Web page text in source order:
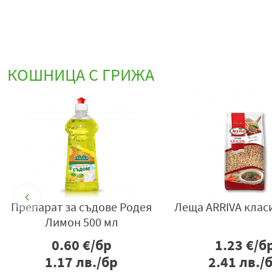
КОШНИЦА С ГРИЖА
Сапун Тео Milk Rich Delicate
Care 90гр
0.59€/бр
1.15лв./бр
Кайма смес 400гр
2.74€/
5.36лв./